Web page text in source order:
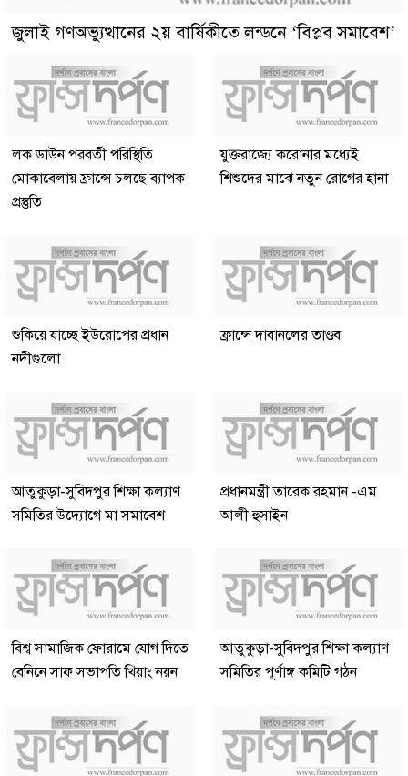
জুলাই গণঅভ্যুত্থানের ২য় বার্ষিকীতে লন্ডনে ‘বিপ্লব সমাবেশ’
লক ডাউন পরবর্তী পরিস্থিতি
মোকাবেলায় ফ্রান্সে চলছে ব্যাপক
প্রস্তুতি
যুক্তরাজ্যে করোনার মধ্যেই
শিশুদের মাঝে নতুন রোগের হানা
শুকিয়ে যাচ্ছে ইউরোপের প্রধান
নদীগুলো
ফ্রান্সে দাবানলের তাণ্ডব
আতুকুড়া-সুবিদপুর শিক্ষা কল্যাণ
সমিতির উদ্যোগে মা সমাবেশ
প্রধানমন্ত্রী তারেক রহমান -এম
আলী হুসাইন
বিশ্ব সামাজিক ফোরামে যোগ দিতে
বেনিনে সাফ সভাপতি খিয়াং নয়ন
আতুকুড়া-সুবিদপুর শিক্ষা কল্যাণ
সমিতির পূর্ণাঙ্গ কমিটি গঠন